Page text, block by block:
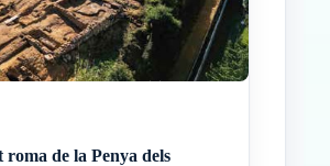
roma de la Penya dels